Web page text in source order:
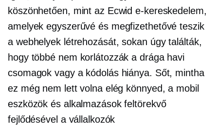
köszönhetően, mint az Ecwid e-kereskedelem,
amelyek egyszerűvé és megfizethetővé teszik
a webhelyek létrehozását, sokan úgy találták,
hogy többé nem korlátozzák a drága havi
csomagok vagy a kódolás hiánya. Sőt, mintha
ez még nem lett volna elég könnyed, a mobil
eszközök és alkalmazások feltörekvő
fejlődésével a vállalkozók